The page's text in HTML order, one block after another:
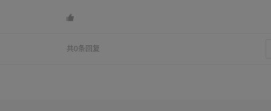
共0条回复